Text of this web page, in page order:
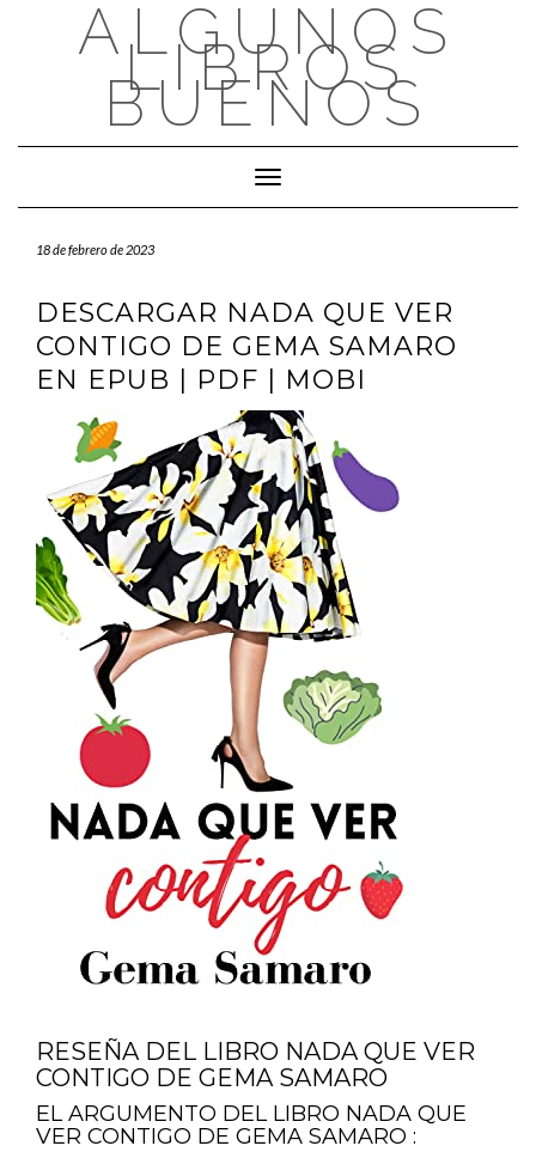
ALGUNOS
LIBROS
BUENOS
Cambiar modo de navegación
18 de febrero de 2023
DESCARGAR NADA QUE VER
CONTIGO DE GEMA SAMARO
EN EPUB | PDF | MOBI
RESEÑA DEL LIBRO NADA QUE VER
CONTIGO DE GEMA SAMARO
EL ARGUMENTO DEL LIBRO NADA QUE
VER CONTIGO DE GEMA SAMARO :